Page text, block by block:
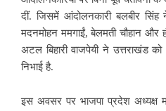
दीं. जिसमें आंदोलनकारी बलबीर सिंह
मदनमोहन ममगाईं, बेलमती चौहान और
अटल बिहारी वाजपेयी ने उत्तराखंड
निभाई है.
इस अवसर पर भाजपा प्रदेश अध्यक्ष